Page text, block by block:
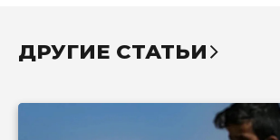
ДРУГИЕ СТАТЬИ